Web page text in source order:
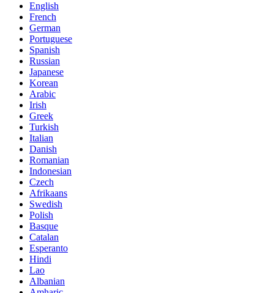
English
French
German
Portuguese
Spanish
Russian
Japanese
Korean
Arabic
Irish
Greek
Turkish
Italian
Danish
Romanian
Indonesian
Czech
Afrikaans
Swedish
Polish
Basque
Catalan
Esperanto
Hindi
Lao
Albanian